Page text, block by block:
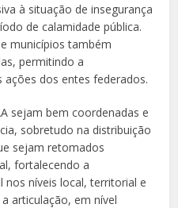
à situação de insegurança
de calamidade pública.
municípios também
permitindo a
dos entes federados.
sejam bem coordenadas e
sobretudo na distribuição
sejam retomados
fortalecendo a
nos níveis local, territorial e
articulação, em nível